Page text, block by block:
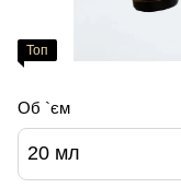
Топ
Об `єм
20 мл